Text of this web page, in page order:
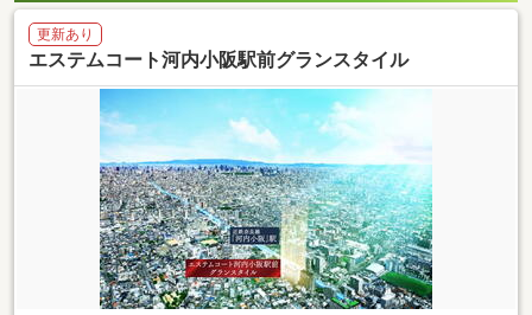
更新あり
エステムコート河内小阪駅前グランスタイル